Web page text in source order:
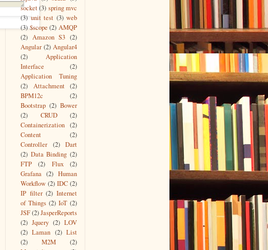
socket(3) spring mvc
(3) unit test (3) web
(3) $scope (2) AMQP
(2) Amazon S3 (2)
Angular (2) Angular4
(2)
Application
Interface
(2)
Application Tuning
(2)
Attachment
(2)
BPM12c
(2)
Bootstrap (2) Bower
(2)
CRUD
(2)
Containerization (2)
Content
(2)
Controller
(2)
Dart
(2) Data Binding (2)
FTP
(2) Flux
(2)
Grafana (2) Human
Workflow (2) IDC (2)
IP filter (2) Internet
of Things (2) IoT (2)
JSF(2)JasperReports
(2) Jquery (2) LOV
(2) Laman (2) List
(2)
M2M
(2)